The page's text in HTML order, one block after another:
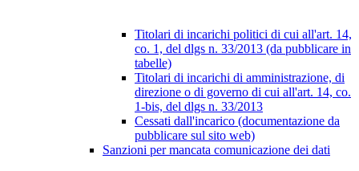
Titolari di incarichi politici di cui all'art. 14,
co. 1, del dlgs n. 33/2013 (da pubblicare in
tabelle)
Titolari di incarichi di amministrazione, di
direzione o di governo di cui all'art. 14, co.
1-bis, del dlgs n. 33/2013
Cessati dall'incarico (documentazione da
pubblicare sul sito web)
Sanzioni per mancata comunicazione dei dati